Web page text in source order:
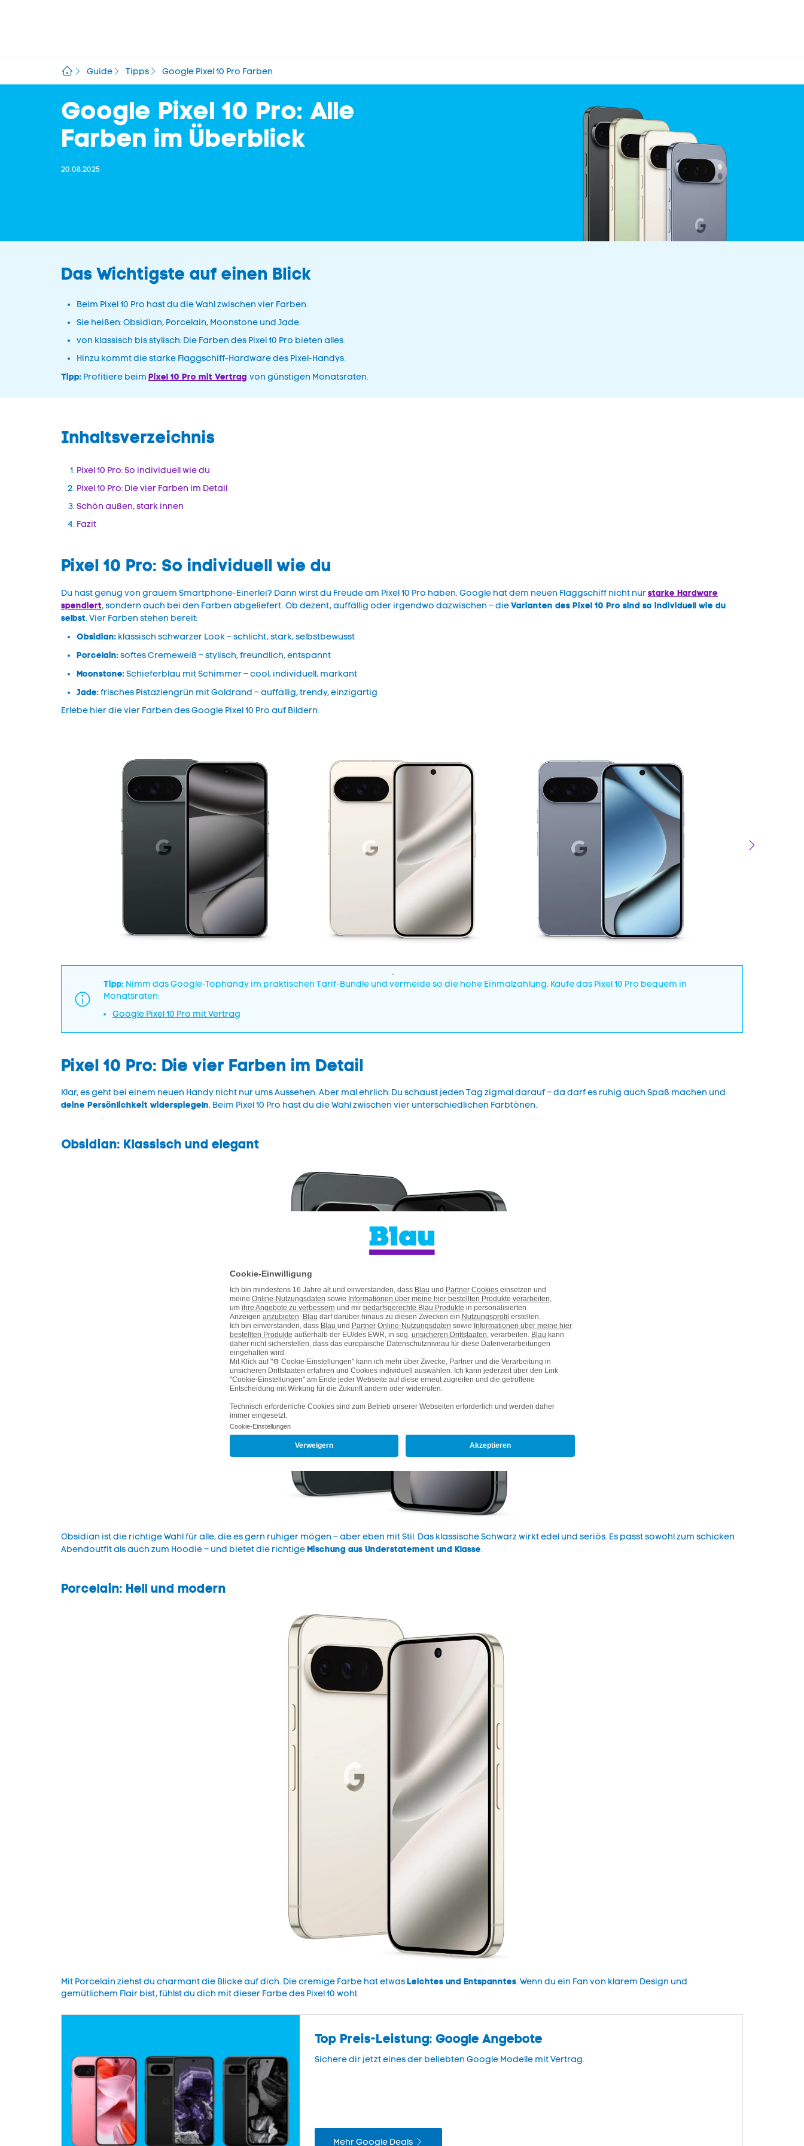
Guide Tipps Google Pixel 10 Pro Farben
Google Pixel 10 Pro: Alle
Farben im Überblick
20.08.2025
Das Wichtigste auf einen Blick
Beim Pixel 10 Pro hast du die Wahl zwischen vier Farben.
Sie heißen: Obsidian, Porcelain, Moonstone und Jade.
von klassisch bis stylisch: Die Farben des Pixel 10 Pro bieten alles.
Hinzu kommt die starke Flaggschiff-Hardware des Pixel-Handys.
Tipp: Profitiere beim Pixel 10 Pro mit Vertrag von günstigen Monatsraten.
Inhaltsverzeichnis
Pixel 10 Pro: So individuell wie du
Pixel 10 Pro: Die vier Farben im Detail
Schön außen, stark innen
Fazit
Pixel 10 Pro: So individuell wie du
Du hast genug von grauem Smartphone-Einerlei? Dann wirst du Freude am Pixel 10 Pro haben. Google hat dem neuen Flaggschiff nicht nurstarke Hardware
spendiert, sondern auch bei den Farben abgeliefert. Ob dezent, auffällig oder irgendwo dazwischen – dieVarianten des Pixel 10 Pro sind so individuell wie du
selbst. Vier Farben stehen bereit:
Obsidian: klassisch schwarzer Look – schlicht, stark, selbstbewusst
Porcelain:softes Cremeweiß – stylisch, freundlich, entspannt
Moonstone:Schieferblau mit Schimmer – cool, individuell, markant
Jade:frisches Pistaziengrün mit Goldrand – auffällig, trendy, einzigartig
Erlebe hier die vier Farben des Google Pixel 10 Pro auf Bildern:
Tipp: Nimm das Google-Tophandy im praktischen Tarif-Bundle und vermeide so die hohe Einmalzahlung. Kaufe das Pixel 10 Pro bequem in
Monatsraten:
Google Pixel 10 Pro mit Vertrag
Pixel 10 Pro: Die vier Farben im Detail
Klar, es geht bei einem neuen Handy nicht nur ums Aussehen. Aber mal ehrlich: Du schaust jeden Tag zigmal darauf – da darf es ruhig auch Spaß machen und
deine Persönlichkeit widerspiegeln. Beim Pixel 10 Pro hast du die Wahl zwischen vier unterschiedlichen Farbtönen.
Obsidian: Klassisch und elegant
Obsidian ist die richtige Wahl für alle, die es gern ruhiger mögen – aber eben mit Stil. Das klassische Schwarz wirkt edel und seriös. Es passt sowohl zum schicken
Abendoutfit als auch zum Hoodie – und bietet die richtigeMischung aus Understatement und Klasse.
Porcelain: Hell und modern
Mit Porcelain ziehst du charmant die Blicke auf dich. Die cremige Farbe hat etwasLeichtes und Entspanntes. Wenn du ein Fan von klarem Design und
gemütlichem Flair bist, fühlst du dich mit dieser Farbe des Pixel 10 wohl.
Top Preis-Leistung: Google Angebote
Sichere dir jetzt eines der beliebten Google Modelle mit Vertrag.
Mehr Google Deals